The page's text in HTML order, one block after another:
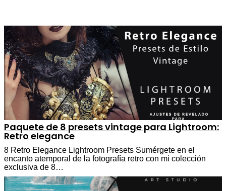
Paquete de 8 presets vintage para Lightroom:
Retro elegance
8 Retro Elegance Lightroom Presets Sumérgete en el
encanto atemporal de la fotografía retro con mi colección
exclusiva de 8…